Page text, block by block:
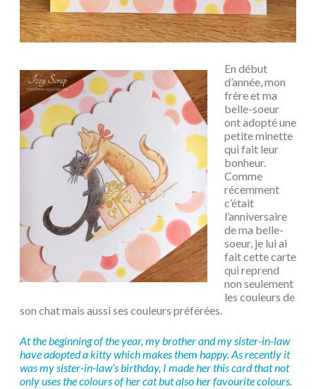
En début
d’année, mon
frère et ma
belle-soeur
ont adopté une
petite minette
qui fait leur
bonheur.
Comme
récemment
c’était
l’anniversaire
de ma belle-
soeur, je lui ai
fait cette carte
qui reprend
non seulement
les couleurs de
son chat mais aussi ses couleurs préférées.
At the beginning of the year, my brother and my sister-in-law
have adopted a kitty which makes them happy. As recently it
was my sister-in-law’s birthday, I made her this card that not
only uses the colours of her cat but also her favourite colours.